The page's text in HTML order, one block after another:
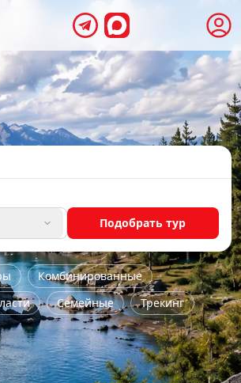
Подобрать тур
Комбинированные
Семейные
Трекинг